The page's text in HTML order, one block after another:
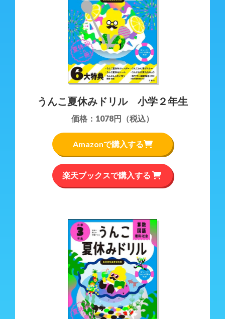
うんこ夏休みドリル 小学２年生
価格：1078円（税込）
Amazonで購入する
楽天ブックスで購入する